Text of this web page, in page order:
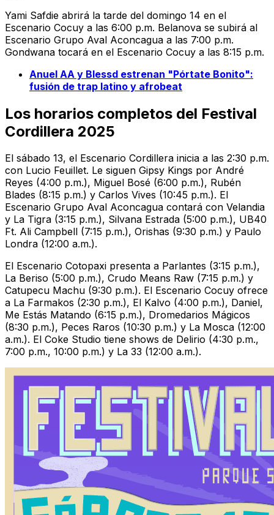
Yami Safdie abrirá la tarde del domingo 14 en el
Escenario Cocuy a las 6:00 p.m. Belanova se subirá al
Escenario Grupo Aval Aconcagua a las 7:00 p.m.
Gondwana tocará en el Escenario Cocuy a las 8:15 p.m.
Anuel AA y Blessd estrenan "Pórtate Bonito":
fusión de trap latino y afrobeat
Los horarios completos del Festival
Cordillera 2025
El sábado 13, el Escenario Cordillera inicia a las 2:30 p.m.
con Lucio Feuillet. Le siguen Gipsy Kings por André
Reyes (4:00 p.m.), Miguel Bosé (6:00 p.m.), Rubén
Blades (8:15 p.m.) y Carlos Vives (10:45 p.m.). El
Escenario Grupo Aval Aconcagua contará con Velandia
y La Tigra (3:15 p.m.), Silvana Estrada (5:00 p.m.), UB40
Ft. Ali Campbell (7:15 p.m.), Orishas (9:30 p.m.) y Paulo
Londra (12:00 a.m.).
El Escenario Cotopaxi presenta a Parlantes (3:15 p.m.),
La Beriso (5:00 p.m.), Crudo Means Raw (7:15 p.m.) y
Catupecu Machu (9:30 p.m.). El Escenario Cocuy ofrece
a La Farmakos (2:30 p.m.), El Kalvo (4:00 p.m.), Daniel,
Me Estás Matando (6:15 p.m.), Dromedarios Mágicos
(8:30 p.m.), Peces Raros (10:30 p.m.) y La Mosca (12:00
a.m.). El Coke Studio tiene shows de Delirio (4:30 p.m.,
7:00 p.m., 10:00 p.m.) y La 33 (12:00 a.m.).